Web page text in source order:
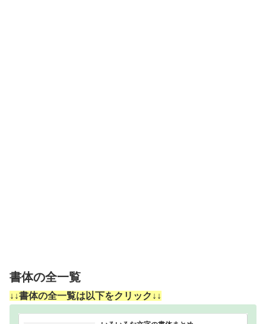
書体の全一覧
↓↓書体の全一覧は以下をクリック↓↓